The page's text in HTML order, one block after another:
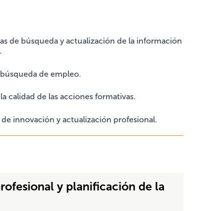
de búsqueda y actualización de la información
de empleo.
calidad de las acciones formativas.
innovación y actualización profesional.
y planificación de la